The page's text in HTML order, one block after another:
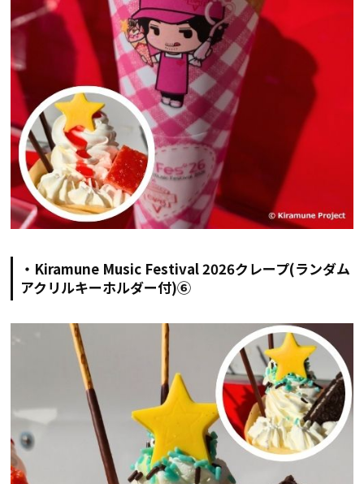
・Kiramune Music Festival 2026クレープ(ランダム
アクリルキーホルダー付)⑥